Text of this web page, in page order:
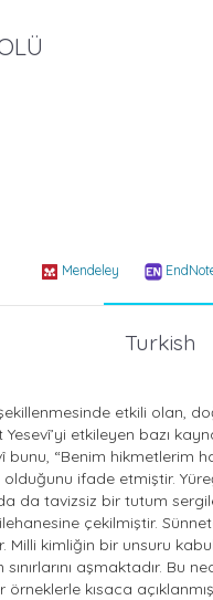
Mendeley
Turkish
etkili olan,
etkileyen bazı
“Benim hikmetlerim
ifade etmiştir.
da tavizsiz bir tutum
çekilmiştir.
Milli kimliğin bir unsuru
aşmaktadır. Bu
kısaca